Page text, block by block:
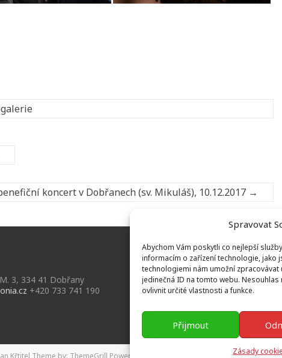
Spravovat
Abychom Vám poskytli co nejlepší
informacím o zařízení technologie, jako
technologiemi nám umožní
jedinečná ID na tomto webu.
ovlivnit určité vlastnosti a funkce.
Přijmout
Zásady
koncert v Dobřanech (sv. Mikuláš), 10.12.2017 →
3, 334 41 Dobřany
+420 733 741 190
Prusiny
Nebílovy 36, Nebílovy
prusiny@koinonia.cz
Křtitel Theme by: ThemeGrill Powered by: